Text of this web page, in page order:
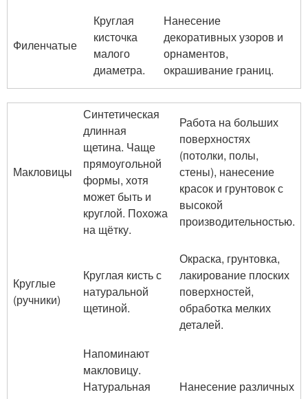
Филенчатые
Круглая
кисточка
малого
диаметра.
Нанесение
декоративных узоров и
орнаментов,
окрашивание границ.
Макловицы
Синтетическая
длинная
щетина. Чаще
прямоугольной
формы, хотя
может быть и
круглой. Похожа
на щётку.
Работа на больших
поверхностях
(потолки, полы,
стены), нанесение
красок и грунтовок с
высокой
производительностью.
Круглые
(ручники)
Круглая кисть с
натуральной
щетиной.
Окраска, грунтовка,
лакирование плоских
поверхностей,
обработка мелких
деталей.
Напоминают
макловицу.
Натуральная
Нанесение различных